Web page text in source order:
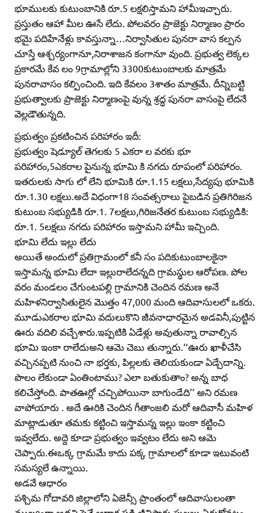
భూములకు కుటుంబానికి రూ.5 లక్షలిస్తామని హామీఇచ్చారు.
ప్రస్తుతం ఆహా మీల ఊసే లేదు. పోలవరం ప్రాజెక్టు నిర్మాణం ప్రారం
భమై పదిహేనేళ్లు కావస్తున్నా…నిర్వాసితుల పునరా వాస కల్పన
చూస్తే ఆశ్చర్యంగానూ,నిరాశాజన కంగానూ వుంది. ప్రభుత్వ లెక్కల
ప్రకారమే కేవ లం 9గ్రామాల్లోని 3300కుటుంబాలకు మాత్రమే
పునరావాసం కల్పించింది. ఇది కేవలం 3శాతం మాత్రమే. దీన్నిబట్టి
ప్రభుత్వాలకు ప్రాజెక్టు నిర్మాణంపై వున్న శ్రద్ధ పునరా వాసంపై లేదనే
వెల్లడౌతున్నది.
ప్రభుత్వం ప్రకటించిన పరిహారం ఇదీ:
ప్రభుత్వం షెడ్యూల్‌ తెగలకు 5 ఎకరా ల వరకు భూ
పరిహారం,5ఎకరాల పైనున్న భూమి కి నగదు రూపంలో పరిహారం.
ఇతరులకు సాగు లో లేని భూమికి రూ.1.15 లక్షలు,సేద్యపు భూమికి
రూ.1.30 లక్షలు.అదే విధంగా18 సంవత్సరాలు పైబడిన ప్రతిగిరిజన
కుటుంబ సభ్యుడికి రూ.1. 7లక్షలు,గిరిజనేతర కుటుంబ సభ్యుడికి:
రూ.1. 5లక్షలు నగదు పరిహారం ఇస్తామని హామీ ఇచ్చింది.
భూమి లేదు ఇల్లు లేదు
అయితే అందులో ప్రతిగ్రామంలో కనీ సం పదికుటుంబాలకైనా
ఇస్తామన్న భూమి లేదా ఇల్లురాలేదన్నది గ్రామస్థుల ఆరోపణ. పోల
వరం మండలం చేగుంటపల్లి గ్రామానికి చెందిన రమణ అనే
మహిళనిర్వాసితులైన మొత్తం 47,000 మంది ఆదివాసులలో ఒకరు.
మూడుఎకరాల భూమి వదులుకొని జీవనాధారమైన అడవినీ,పుట్టిన
ఊరు వదిలి వచ్చేశారు.ఇప్పటికి ఏడేళ్లు అవుతున్నా రావాల్సిన
భూమి ఇంకా రాలేదుఅని ఆమె చెబు తున్నారు.‘‘ఊరు ఖాళీచేసి
వచ్చినప్పటి నుంచి నా భర్తకు, పిల్లలకు తెలియకుండా ఏడ్చేదాన్ని.
పొలం లేకుండా ఏంతింటాము? ఎలా బతుకుతాం? అన్న బాధ
కలిచేస్తోంది. పాతఊర్లో చచ్చిపోయినా బాగుండేది’’ అని రమణ
వాపోయారు . అదే ఊరికి చెందిన గీతాంజలి మరో ఆదివాసీ మహిళ
మాట్లాడుతూ తమకు కట్టించి ఇస్తామన్న ఇల్లు ఇంకా కట్టించి
ఇవ్వలేదు. అద్దె కూడా ప్రభుత్వం ఇవ్వటం లేదు అని ఆమె
చెప్పారు.ఈఒక్క గ్రామమే కాదు పక్క గ్రామాలలో కూడా ఇటువంటి
సమస్యలే ఉన్నాయి.
అడవే ఆధారం
పశ్చిమ గోదావరి జిల్లాలోని ఏజెన్సీ ప్రాంతంలో ఆదివాసులంతా